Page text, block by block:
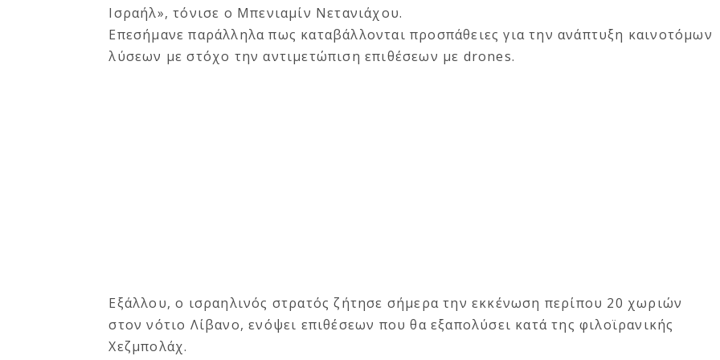
Ισραήλ», τόνισε ο Μπενιαμίν Νετανιάχου.
Επεσήμανε παράλληλα πως καταβάλλονται προσπάθειες για την ανάπτυξη καινοτόμων
λύσεων με στόχο την αντιμετώπιση επιθέσεων με drones.
Εξάλλου, ο ισραηλινός στρατός ζήτησε σήμερα την εκκένωση περίπου 20 χωριών
στον νότιο Λίβανο, ενόψει επιθέσεων που θα εξαπολύσει κατά της φιλοϊρανικής
Χεζμπολάχ.